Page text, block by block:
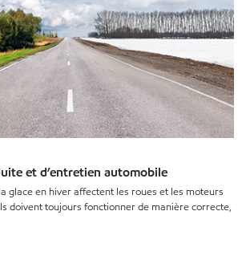
et d’entretien automobile
glace en hiver affectent les roues et les moteurs
doivent toujours fonctionner de manière correcte,